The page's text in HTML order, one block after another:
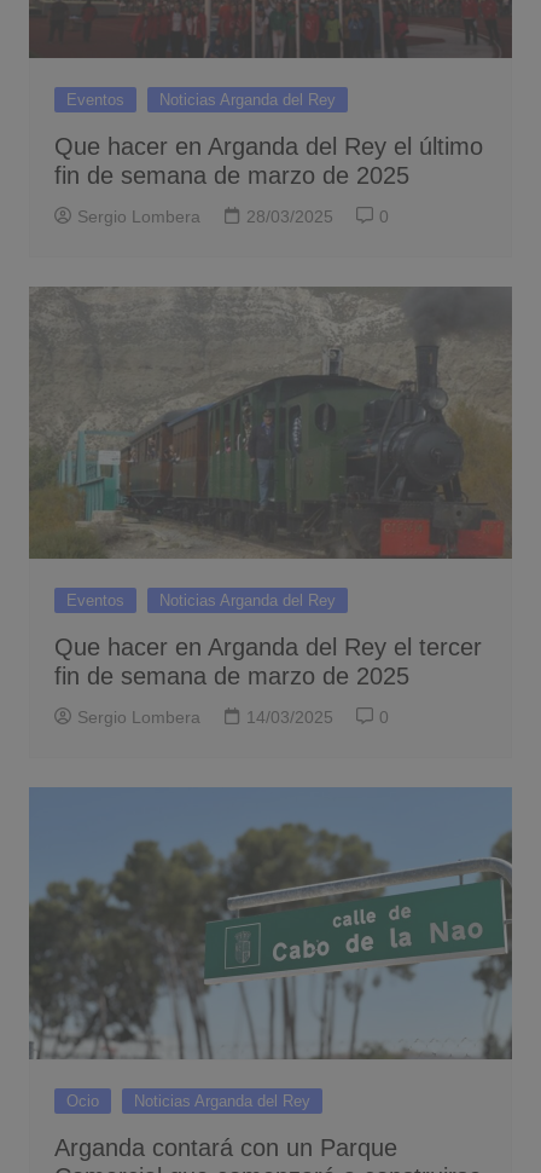
Eventos Noticias Arganda del Rey
Que hacer en Arganda del Rey el último
fin de semana de marzo de 2025
Sergio Lombera 28/03/2025 0
Eventos Noticias Arganda del Rey
Que hacer en Arganda del Rey el tercer
fin de semana de marzo de 2025
Sergio Lombera 14/03/2025 0
Ocio Noticias Arganda del Rey
Arganda contará con un Parque